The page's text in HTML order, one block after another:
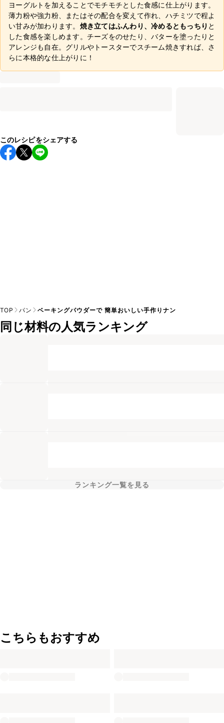
ヨーグルトを加えることでモチモチとした食感に仕上がります。
薄力粉や強力粉、またはその配合を変えて作れ、ハチミツで程よ
い甘みが加わります。 焼き立てはふんわり、冷めるともっちり と
した食感を楽しめます。チーズをのせたり、バターを塗ったりと
アレンジも自在。グリルやトースターでスチーム焼きすれば、さ
らに本格的な仕上がりに！
このレシピをシェアする
TOP パン ベーキングパウダーで 簡単おいしい手作りナン
同じ材料の人気ランキング
ランキング一覧を見る
こちらもおすすめ